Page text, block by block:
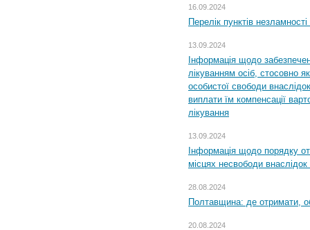
16.09.2024
Перелік пунктів
13.09.2024
Інформація щодо
лікуванням осіб, стосовно
особистої свободи
виплати їм компенсації
лікування
13.09.2024
Інформація щодо порядку
місцях несвободи внаслідок
28.08.2024
Полтавщина: де отримати,
20.08.2024